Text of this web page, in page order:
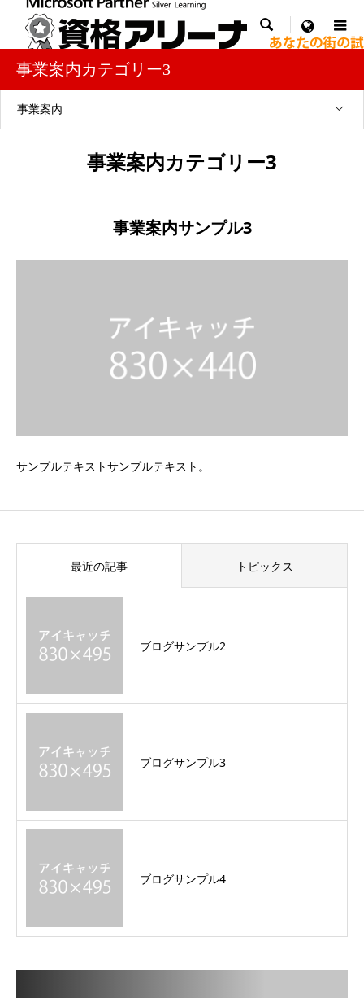
 menu
事業案内カテゴリー3
事業案内
事業案内カテゴリー3
事業案内サンプル3
サンプルテキストサンプルテキスト。
最近の記事 トピックス
ブログサンプル2
ブログサンプル3
ブログサンプル4